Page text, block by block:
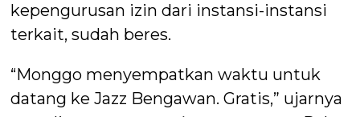
kepengurusan izin dari instansi-instansi
terkait, sudah beres.
“Monggo menyempatkan waktu untuk
datang ke Jazz Bengawan. Gratis,” ujarnya